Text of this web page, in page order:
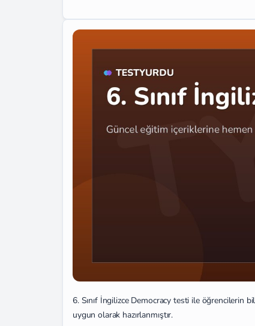
6. Sınıf İngilizce Democracy testi ile öğrencilerin
uygun olarak hazırlanmıştır.